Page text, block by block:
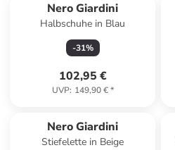
Nero Giardini
Halbschuhe in Blau
-31%
102,95 €
UVP: 149,90 €*
Nero Giardini
Stiefelette in Beige